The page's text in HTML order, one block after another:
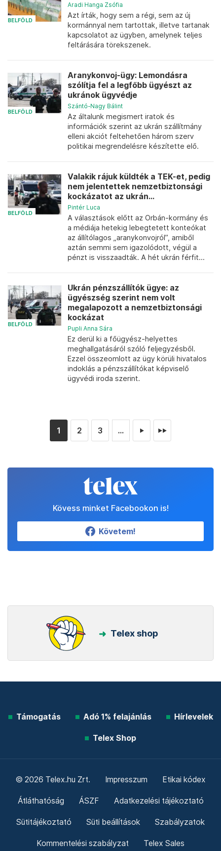
BELFÖLD
Aradi Hanga Zsófia
Azt írták, hogy sem a régi, sem az új
kormánnyal nem tartottak, illetve tartanak
kapcsolatot az ügyben, amelynek teljes
feltárására törekszenek.
BELFÖLD
Aranykonvoj-ügy: Lemondásra
szólítja fel a legfőbb ügyészt az
ukránok ügyvédje
Szántó-Nagy Bálint
Az általunk megismert iratok és
információk szerint az ukrán szállítmány
elleni akciót feltehetően három szerv
politikai megrendelésre készítette elő.
BELFÖLD
Valakik rájuk küldték a TEK-et, pedig
nem jelentettek nemzetbiztonsági
kockázatot az ukrán...
Pintér Luca
A választások előtt az Orbán-kormány és
a médiája hetekig lebegtetett konteókat
az állítólagos „aranykonvojról”, amiből
aztán semmi sem igazolódott, végül a
pénzt is visszaadták. A hét ukrán férfit...
BELFÖLD
Ukrán pénzszállítók ügye: az
ügyészség szerint nem volt
megalapozott a nemzetbiztonsági
kockázat
Pupli Anna Sára
Ez derül ki a főügyész-helyettes
meghallgatásáról szóló feljegyzésből.
Ezzel összeomlott az ügy körüli hivatalos
indoklás a pénzszállítókat képviselő
ügyvédi iroda szerint.
1 2 3 ... ► ►►
Kövess minket Facebookon is!
Követem!
Telex shop
Támogatás Adó 1% felajánlás Hírlevelek
Telex Shop
© 2026 Telex.hu Zrt. Impresszum Etikai kódex
Átláthatóság ÁSZF Adatkezelési tájékoztató
Sütitájékoztató Süti beállítások Szabályzatok
Kommentelési szabályzat Telex Sales